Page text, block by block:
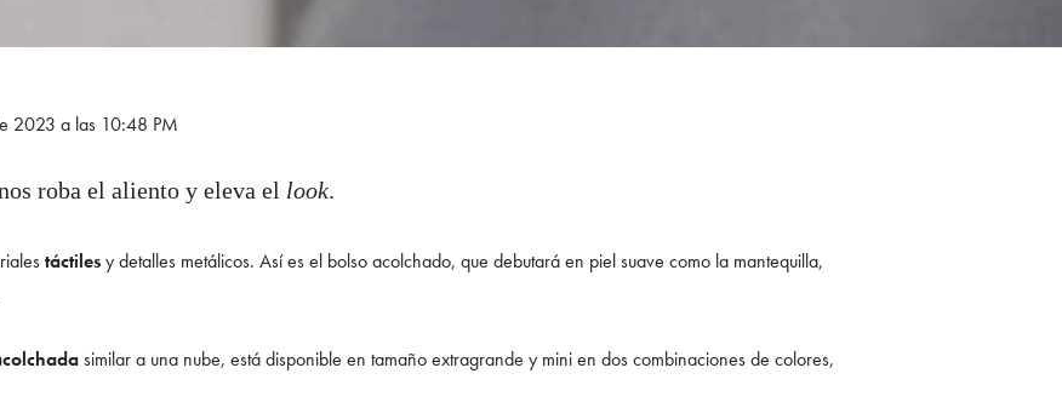
2023 a las 10:48 PM
roba el aliento y eleva el look.
táctilesy detalles metálicos. Así es el bolso acolchado, que debutará en piel suave como la mantequilla,
similar a una nube, está disponible en tamaño extragrande y mini en dos combinaciones de colores,